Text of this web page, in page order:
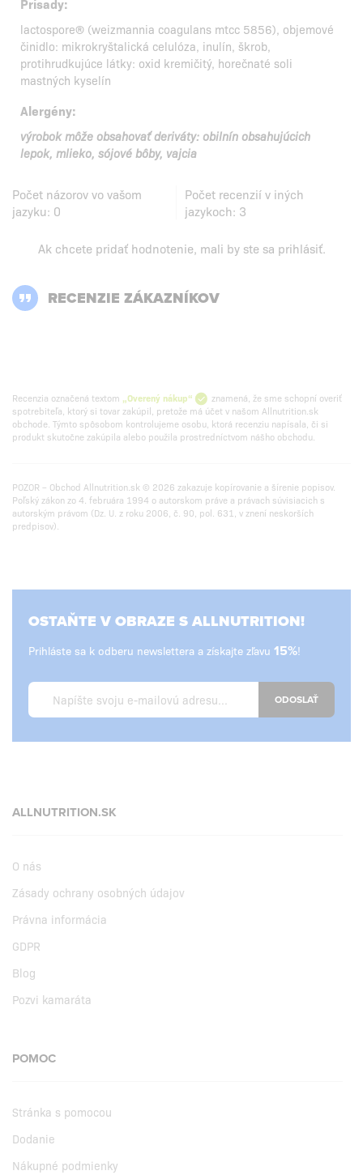
lactospore® (weizmannia coagulans mtcc 5856), objemové
činidlo: mikrokryštalická celulóza, inulín, škrob,
protihrudkujúce látky: oxid kremičitý, horečnaté soli
mastných kyselín
Alergény:
výrobok môže obsahovať deriváty: obilnín obsahujúcich
lepok, mlieko, sójové bôby, vajcia
Počet názorov vo vašom
jazyku: 0
Počet recenzií v iných
jazykoch: 3
Ak chcete pridať hodnotenie, mali by ste sa prihlásiť.
RECENZIE ZÁKAZNÍKOV
Recenzia označená textom „Overený nákup“
znamená, že sme schopní overiť
spotrebiteľa, ktorý si tovar zakúpil, pretože má účet v našom Allnutrition.sk
obchode. Týmto spôsobom kontrolujeme osobu, ktorá recenziu napísala, či si
produkt skutočne zakúpila alebo použila prostredníctvom nášho obchodu.
POZOR – Obchod Allnutrition.sk © 2026 zakazuje kopírovanie a šírenie popisov.
Poľský zákon zo 4. februára 1994 o autorskom práve a právach súvisiacich s
autorským právom (Dz. U. z roku 2006, č. 90, pol. 631, v znení neskorších
predpisov).
OSTAŇTE V OBRAZE S ALLNUTRITION!
Prihláste sa k odberu newslettera a získajte zľavu 15%!
ODOSLAŤ
ALLNUTRITION.SK
O nás
Zásady ochrany osobných údajov
Právna informácia
GDPR
Blog
Pozvi kamaráta
POMOC
Stránka s pomocou
Dodanie
Nákupné podmienky